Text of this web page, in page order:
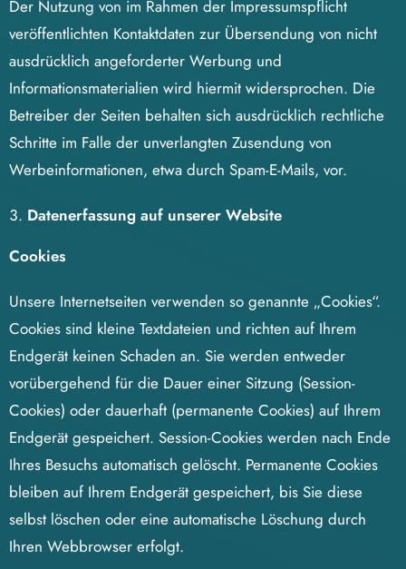
Der Nutzung von im Rahmen der Impressumspflicht
veröffentlichten Kontaktdaten zur Übersendung von nicht
ausdrücklich angeforderter Werbung und
Informationsmaterialien wird hiermit widersprochen. Die
Betreiber der Seiten behalten sich ausdrücklich rechtliche
Schritte im Falle der unverlangten Zusendung von
Werbeinformationen, etwa durch Spam-E-Mails, vor.
Datenerfassung auf unserer Website
Cookies
Unsere Internetseiten verwenden so genannte „Cookies“.
Cookies sind kleine Textdateien und richten auf Ihrem
Endgerät keinen Schaden an. Sie werden entweder
vorübergehend für die Dauer einer Sitzung (Session-
Cookies) oder dauerhaft (permanente Cookies) auf Ihrem
Endgerät gespeichert. Session-Cookies werden nach Ende
Ihres Besuchs automatisch gelöscht. Permanente Cookies
bleiben auf Ihrem Endgerät gespeichert, bis Sie diese
selbst löschen oder eine automatische Löschung durch
Ihren Webbrowser erfolgt.